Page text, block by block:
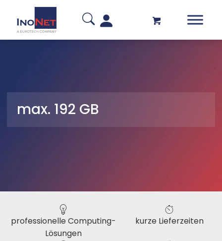
max. 192 GB
professionelle Computing-
Lösungen
kurze Lieferzeiten